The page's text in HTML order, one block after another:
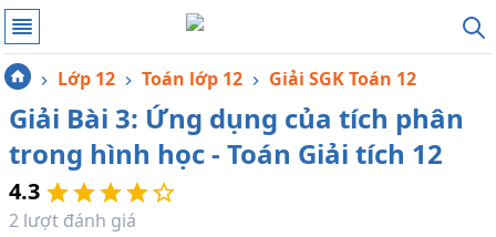
Lớp 12 Toán lớp 12 Giải SGK Toán 12
Giải Bài 3: Ứng dụng của tích phân
trong hình học - Toán Giải tích 12
4.3
2 lượt đánh giá